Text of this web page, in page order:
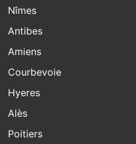
Nîmes
Antibes
Amiens
Courbevoie
Hyeres
Alès
Poitiers